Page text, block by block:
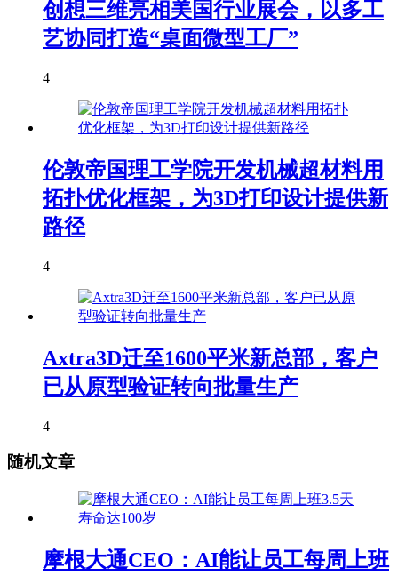
创想三维亮相美国行业展会，以多工
艺协同打造“桌面微型工厂”
4
伦敦帝国理工学院开发机械超材料用
拓扑优化框架，为3D打印设计提供新
路径
4
Axtra3D迁至1600平米新总部，客户
已从原型验证转向批量生产
4
随机文章
摩根大通CEO：AI能让员工每周上班